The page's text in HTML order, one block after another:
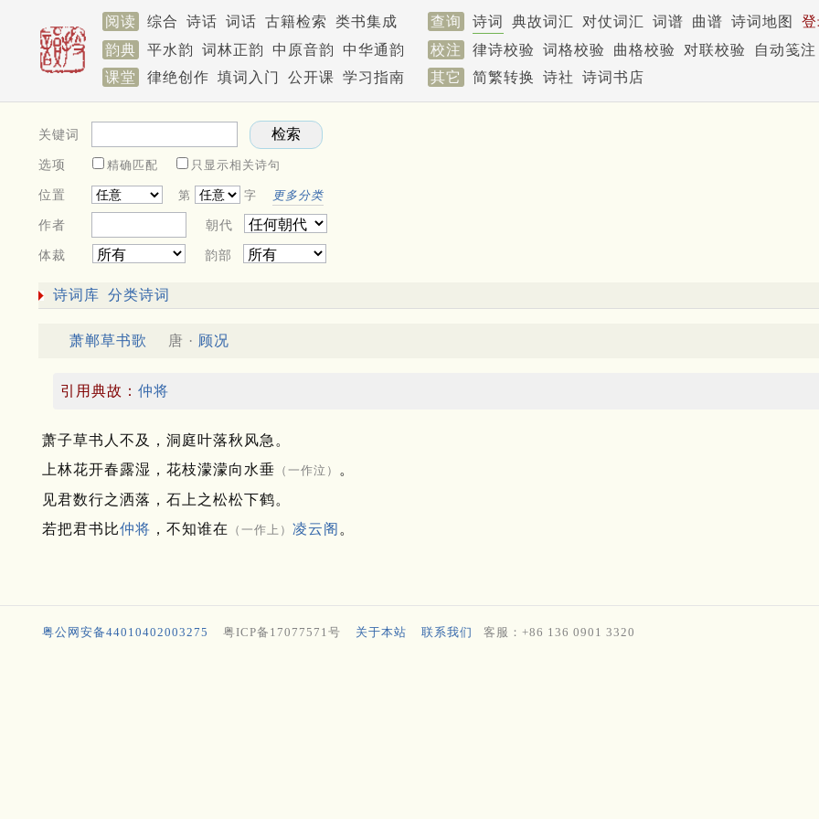
阅读 综合 诗话 词话 古籍检索 类书集成 查询 诗词 典故词汇 对仗词汇 词谱 曲谱 诗词地图
韵典
平水韵 词林正韵 中原音韵 中华通韵 校注 律诗校验 词格校验 曲格校验 对联校验
自动笺注
课堂
律绝创作 填词入门 公开课 学习指南 其它 简繁转换 诗社 诗词书店
关键词
选项 精确匹配 只显示相关诗句
位置 第 字 更多分类
作者 朝代
体裁 韵部
诗词库 分类诗词
萧郸草书歌 唐 · 顾况
引用典故： 仲将
萧子草书人不及，洞庭叶落秋风急。
上林花开春露湿，花枝濛濛向水垂 （一作泣）
。
见君数行之洒落，石上之松松下鹤。
若把君书比仲将 ，不知谁在 （一作上） 凌云阁 。
粤公网安备44010402003275 粤ICP备17077571号 关于本站 联系我们 客服：+86 136 0901 3320